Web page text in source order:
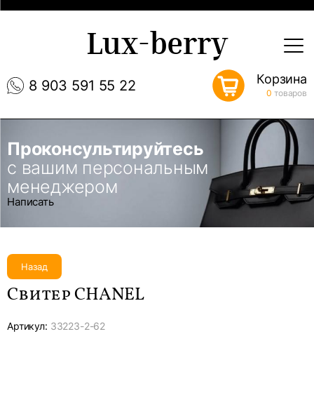
8 903 591 55 22
Lux-berry
Корзина
0 товаров
Проконсультируйтесь
с вашим персональным
менеджером
Написать
Назад
Свитер CHANEL
Артикул: 33223-2-62